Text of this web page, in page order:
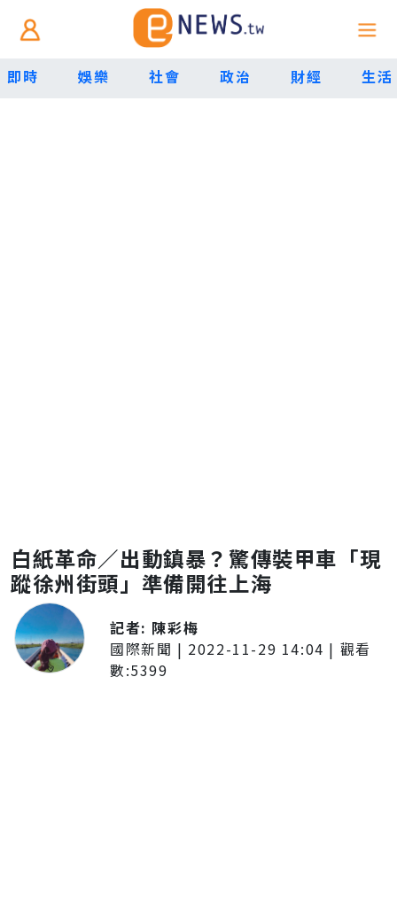
即時 娛樂 社會 政治 財經 生活
白紙革命／出動鎮暴？驚傳裝甲車「現
蹤徐州街頭」準備開往上海
記者: 陳彩梅
國際新聞 | 2022-11-29 14:04 | 觀看
數:5399